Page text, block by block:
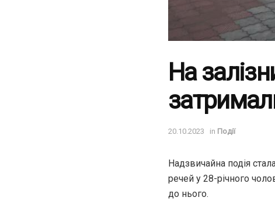
На
20.10.2023 in Події
Надзвичайна подія
речей у 28-річного
до нього.